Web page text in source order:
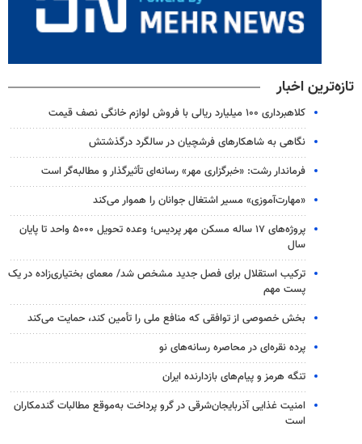
تازه‌ترین اخبار
کلاهبرداری ۱۰۰ میلیارد ریالی با فروش لوازم خانگی نصف قیمت
نگاهی به شاهکارهای فرشچیان در سالگرد درگذشتش
فرماندار رشت: «خبرگزاری مهر» رسانه‌ای تأثیرگذار و مطالبه‌گر است
«مهارت‌آموزی» مسیر اشتغال جوانان را هموار می‌کند
پروژه‌های ۱۷ ساله مسکن مهر پردیس؛ وعده تحویل ۵۰۰۰ واحد تا پایان
سال
ترکیب استقلال برای فصل جدید مشخص شد/ معمای بختیاری‌زاده در یک
پست مهم
بخش خصوصی از توافقی که منافع ملی را تأمین کند، حمایت می‌کند
پرده نقره‌ای در محاصره رسانه‌های نو
تنگه هرمز و پیام‌های بازدارنده ایران
امنیت غذایی آذربایجان‌شرقی در گرو پرداخت به‌موقع مطالبات گندمکاران
است